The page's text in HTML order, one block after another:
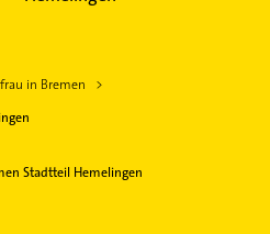
in Bremen
Stadtteil Hemelingen